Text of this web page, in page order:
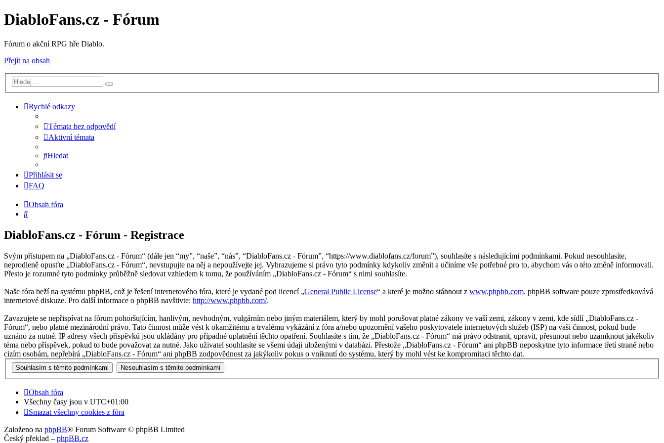
DiabloFans.cz - Fórum
Fórum o akční RPG hře Diablo.
Přejít na obsah
Rychlé odkazy
Témata bez odpovědí
Aktivní témata
Hledat
Přihlásit se
FAQ
Obsah fóra
Hledat
DiabloFans.cz - Fórum - Registrace
Svým přístupem na „DiabloFans.cz - Fórum“ (dále jen “my”, “naše”, “nás”, “DiabloFans.cz - Fórum”, “https://www.diablofans.cz/forum”), souhlasíte s následujícími podmínkami. Pokud nesouhlasíte,
neprodleně opusťte „DiabloFans.cz - Fórum“, nevstupujte na něj a nepoužívejte jej. Vyhrazujeme si právo tyto podmínky kdykoliv změnit a učiníme vše potřebné pro to, abychom vás o této změně informovali.
Přesto je rozumné tyto podmínky průběžně sledovat vzhledem k tomu, že používáním „DiabloFans.cz - Fórum“ s nimi souhlasíte.
Naše fóra beží na systému phpBB, což je řešení internetového fóra, které je vydané pod licencí „General Public License“ a které je možno stáhnout z www.phpbb.com. phpBB software pouze zprostředkovává
internetové diskuze. Pro další informace o phpBB navštivte: http://www.phpbb.com/.
Zavazujete se nepřispívat na fórum pohoršujícím, hanlivým, nevhodným, vulgárním nebo jiným materiálem, který by mohl porušovat platné zákony ve vaší zemi, zákony v zemi, kde sídlí „DiabloFans.cz -
Fórum“, nebo platné mezinárodní právo. Tato činnost může vést k okamžitému a trvalému vykázání z fóra a/nebo upozornění vašeho poskytovatele internetových služeb (ISP) na vaši činnost, pokud bude
uznáno za nutné. IP adresy všech příspěvků jsou ukládány pro případné uplatnění těchto opatření. Souhlasíte s tím, že „DiabloFans.cz - Fórum“ má právo odstranit, upravit, přesunout nebo uzamknout jakékoliv
téma nebo příspěvek, pokud to bude považovat za nutné. Jako uživatel souhlasíte se všemi údaji uloženými v databázi. Přestože „DiabloFans.cz - Fórum“ ani phpBB neposkytne tyto informace třetí straně nebo
cizím osobám, nepřebírá „DiabloFans.cz - Fórum“ ani phpBB zodpovědnost za jakýkoliv pokus o vniknutí do systému, který by mohl vést ke kompromitaci těchto dat.
Obsah fóra
Všechny časy jsou v UTC+01:00
Smazat všechny cookies z fóra
Založeno na phpBB® Forum Software © phpBB Limited
Český překlad – phpBB.cz